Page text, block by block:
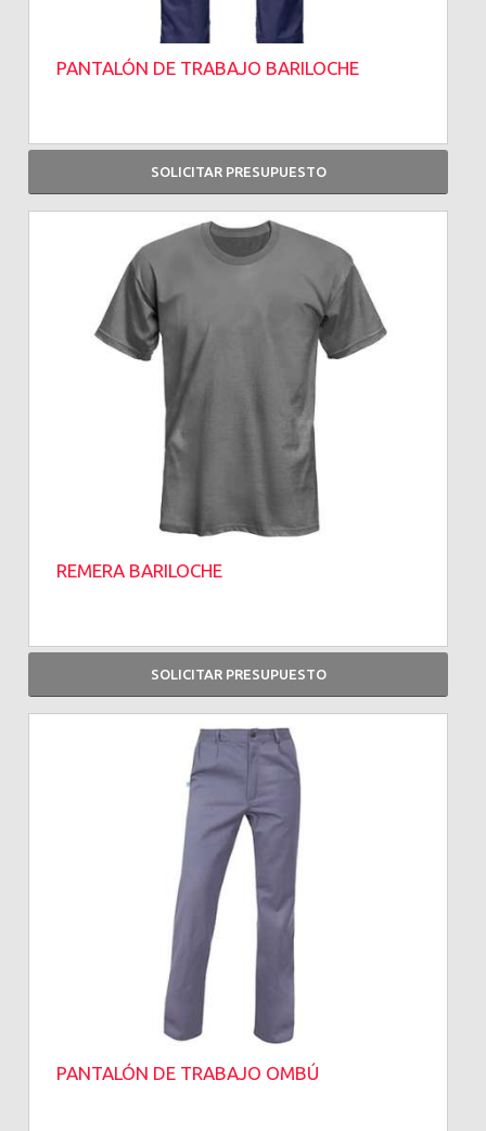
PANTALÓN DE TRABAJO BARILOCHE
SOLICITAR PRESUPUESTO
REMERA BARILOCHE
SOLICITAR PRESUPUESTO
PANTALÓN DE TRABAJO OMBÚ